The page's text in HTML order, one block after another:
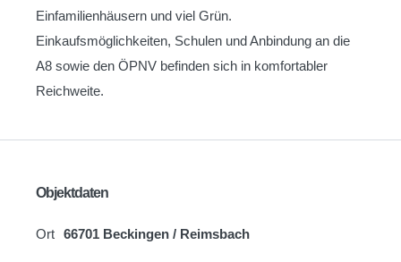
Einfamilienhäusern und viel Grün.
Einkaufsmöglichkeiten, Schulen und Anbindung an die
A8 sowie den ÖPNV befinden sich in komfortabler
Reichweite.
Objektdaten
Ort 66701 Beckingen / Reimsbach